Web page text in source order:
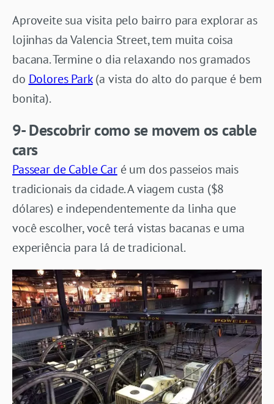
Aproveite sua visita pelo bairro para explorar as
lojinhas da Valencia Street, tem muita coisa
bacana. Termine o dia relaxando nos gramados
do Dolores Park(a vista do alto do parque é bem
bonita).
9- Descobrir como se movem os cable
cars
Passear de Cable Caré um dos passeios mais
tradicionais da cidade. A viagem custa ($8
dólares) e independentemente da linha que
você escolher, você terá vistas bacanas e uma
experiência para lá de tradicional.